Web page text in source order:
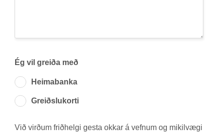
Ég vil greiða með
Heima­banka
Greiðslu­korti
Við virð­um frið­helgi gesta okk­ar á vefn­um og mik­il­vægi